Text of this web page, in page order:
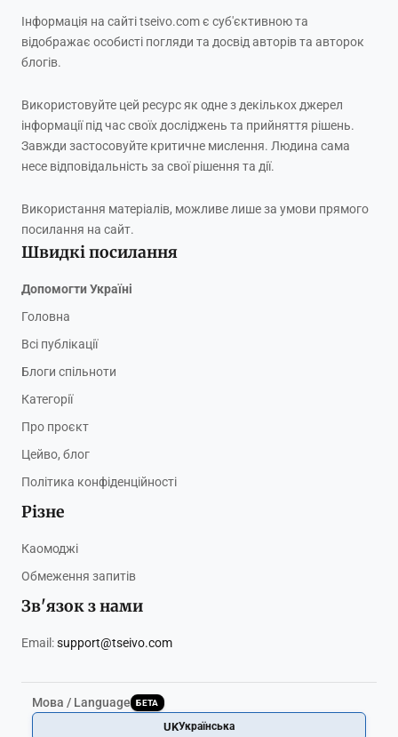
Інформація на сайті tseivo.com є суб'єктивною та
відображає особисті погляди та досвід авторів та авторок
блогів.
Використовуйте цей ресурс як одне з декількох джерел
інформації під час своїх досліджень та прийняття рішень.
Завжди застосовуйте критичне мислення. Людина сама
несе відповідальність за свої рішення та дії.
Використання матеріалів, можливе лише за умови прямого
посилання на сайт.
Швидкі посилання
Допомогти Україні
Головна
Всі публікації
Блоги спільноти
Категорії
Про проєкт
Цейво, блог
Політика конфіденційності
Різне
Каомоджі
Обмеження запитів
Зв'язок з нами
Email:support@tseivo.com
Мова / Language БЕТА
UKУкраїнська